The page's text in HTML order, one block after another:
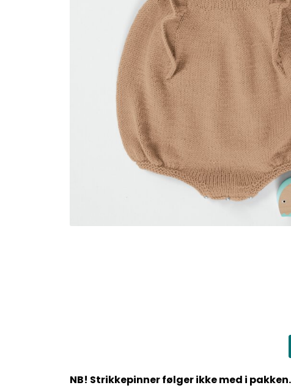
NB! Strikkepinner følger ikke med i pakken.